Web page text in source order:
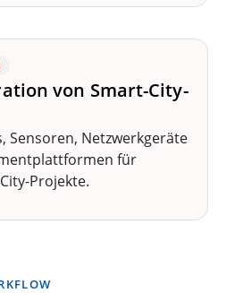
von Smart-City-
Sensoren, Netzwerkgeräte
für
Projekte.